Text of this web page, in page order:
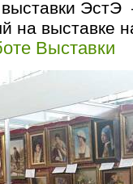
выставки
на выставке
Выставки